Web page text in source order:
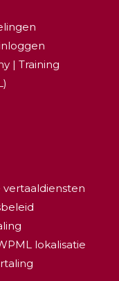
| Training
vertaaldiensten
lokalisatie